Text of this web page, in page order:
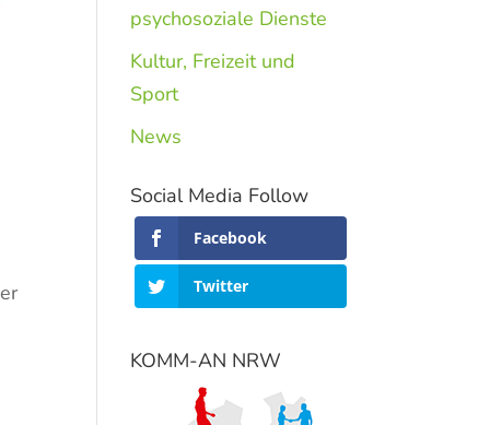
psychosoziale Dienste
Kultur, Freizeit und
Sport
News
Social Media Follow
Facebook
Twitter
KOMM-AN NRW